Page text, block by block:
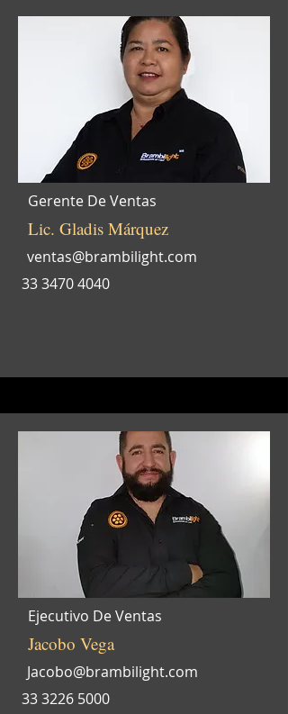
Gerente De Ventas
Lic. Gladis Márquez
ventas@brambilight.com
33 3470 4040
Ejecutivo De Ventas
Jacobo Vega
Jacobo@brambilight.com
33 3226 5000